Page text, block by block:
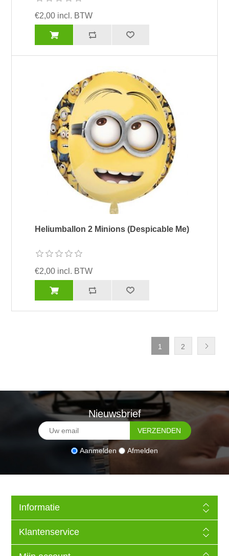
€2,00 incl. BTW
Heliumballon 2 Minions (Despicable Me)
€2,00 incl. BTW
1 2
Nieuwsbrief
Aanmelden Afmelden
Informatie
Klantenservice